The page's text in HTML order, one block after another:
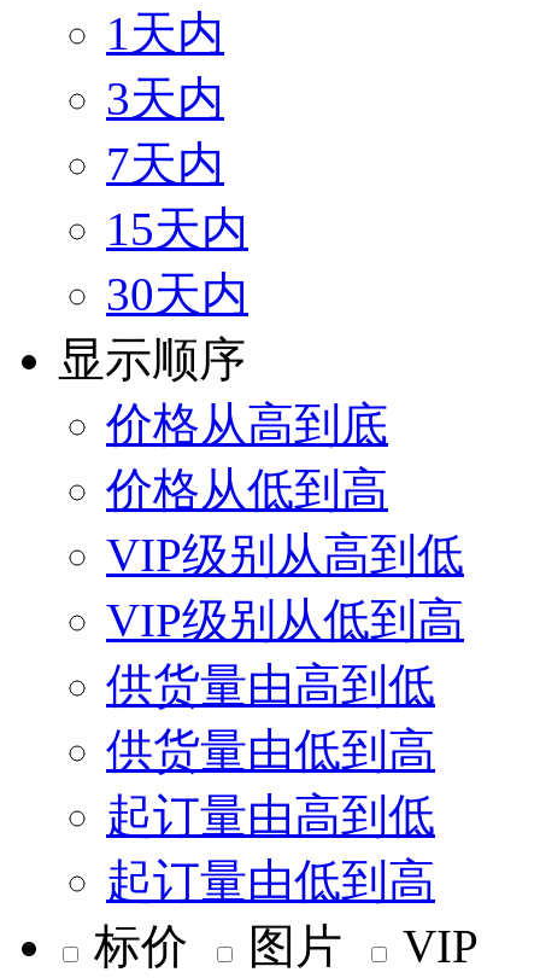
1天内
3天内
7天内
15天内
30天内
显示顺序
价格从高到底
价格从低到高
VIP级别从高到低
VIP级别从低到高
供货量由高到低
供货量由低到高
起订量由高到低
起订量由低到高
标价
图片 VIP